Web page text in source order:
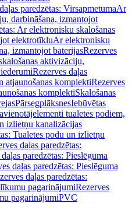
paredzētas: VirsapmetumaAr
darbināšana, izmantojot
Ar elektronisku skalošanas
elektrotīkluAr elektronisku
izmantojot baterijasRezerves
aktivizāciju,
Rezerves daļas
atjaunošanas komplektiRezerves
komplektiSkalošanas
PārsegplāksnesIebūvētas
tualetes podiem,
izlietņu kanalizācijas
Tualetes podu un izlietņu
daļas paredzētas:
paredzētas: Pieslēguma
daļas paredzētas: Pieslēguma
daļas paredzētas:
pagarinājumiRezerves
pagarinājumiPVC